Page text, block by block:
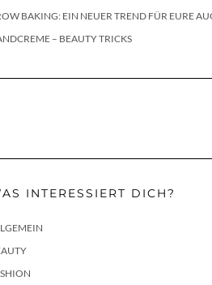
BAKING: EIN NEUER TREND FÜR EURE
– BEAUTY TRICKS
INTERESSIERT DICH?